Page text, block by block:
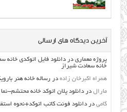
آخرین دیدگاه های ارسالی
پروژه معماری دردانلود فایل اتوکدی خانه
خانه سعادت شیراز
همراه اکبرخان زاده در رساله خانه هنر
مارال دردانلود پلان اتوکد خانه محتشم-
کامی دردانلود فونت کاتب اتوکد+نحوه